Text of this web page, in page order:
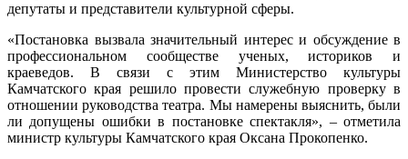
депутаты и представители культурной сферы.
«Постановка вызвала значительный интерес и обсуждение в
профессиональном сообществе ученых, историков и
краеведов. В связи с этим Министерство культуры
Камчатского края решило провести служебную проверку в
отношении руководства театра. Мы намерены выяснить, были
ли допущены ошибки в постановке спектакля», – отметила
министр культуры Камчатского края Оксана Прокопенко.